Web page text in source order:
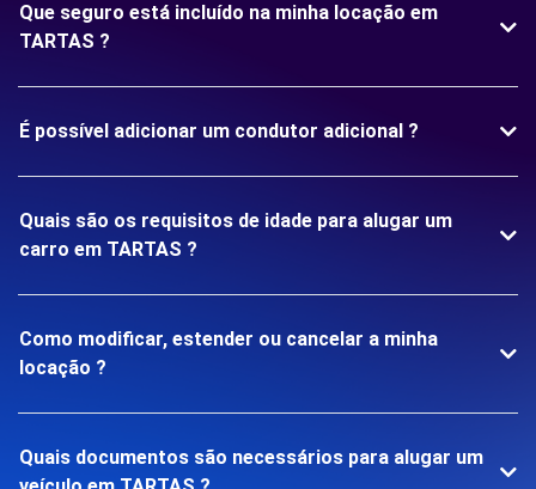
Que seguro está incluído na minha locação em
TARTAS ?
É possível adicionar um condutor adicional ?
Quais são os requisitos de idade para alugar um
carro em TARTAS ?
Como modificar, estender ou cancelar a minha
locação ?
Quais documentos são necessários para alugar um